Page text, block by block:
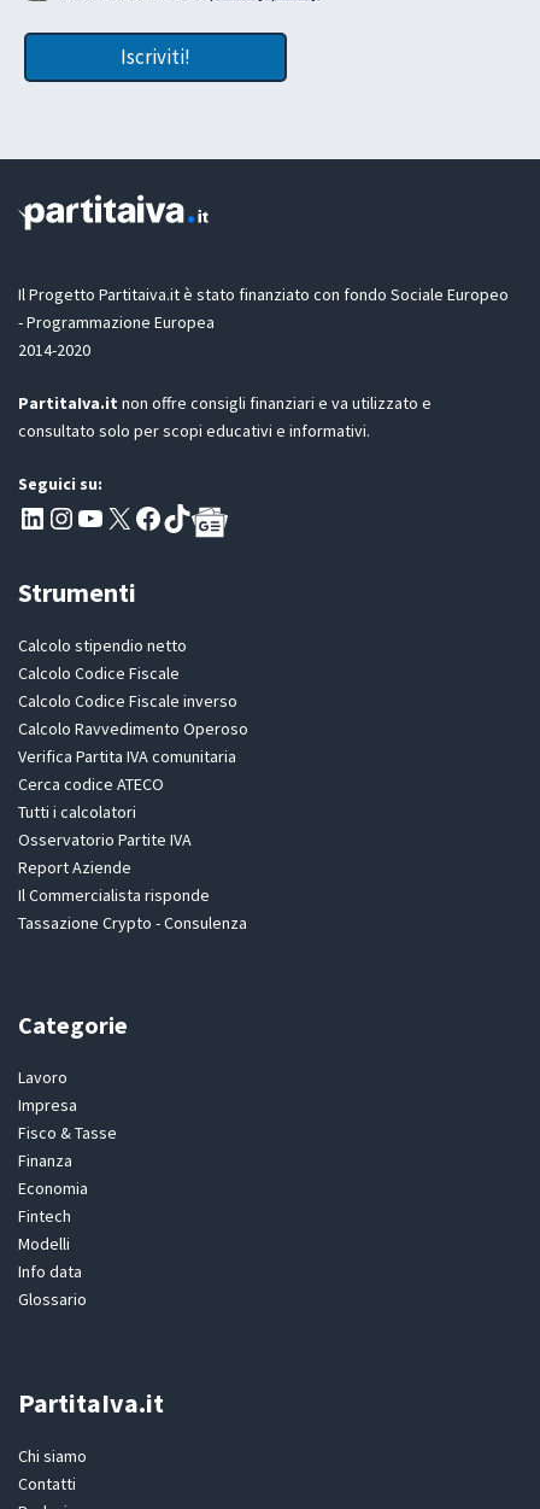
s
i
a
y
o
u
c
t
n
D
P
R
*
Iscriviti!
Il Progetto Partitaiva.it è stato finanziato con fondo Sociale Europeo
- Programmazione Europea
2014-2020
PartitaIva.it non offre consigli finanziari e va utilizzato e
consultato solo per scopi educativi e informativi.
Seguici su:
Pagina LinkedIn PartitaIva
Instagram
Canale YouTube Evoluzione - Partitaiva.it
X Segui PartitaIva su Facebook
TikTok
Strumenti
Calcolo stipendio netto
Calcolo Codice Fiscale
Calcolo Codice Fiscale inverso
Calcolo Ravvedimento Operoso
Verifica Partita IVA comunitaria
Cerca codice ATECO
Tutti i calcolatori
Osservatorio Partite IVA
Report Aziende
Il Commercialista risponde
Tassazione Crypto - Consulenza
Categorie
Lavoro
Impresa
Fisco & Tasse
Finanza
Economia
Fintech
Modelli
Info data
Glossario
PartitaIva.it
Chi siamo
Contatti